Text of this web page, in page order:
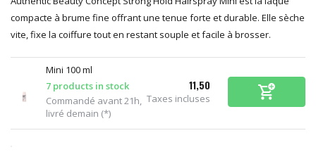
compacte à brume fine offrant une tenue forte et durable. Elle sèche
vite, fixe la coiffure tout en restant souple et facile à brosser.
Mini 100 ml
7 products in stock
Commandé avant 21h,
livré demain (*)
11,50
Taxes incluses